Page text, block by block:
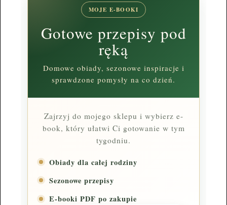
MOJE E-BOOKI
Gotowe przepisy pod
ręką
Domowe obiady, sezonowe inspiracje i
sprawdzone pomysły na co dzień.
Zajrzyj do mojego sklepu i wybierz e-
book, który ułatwi Ci gotowanie w tym
tygodniu.
Obiady dla całej rodziny
Sezonowe przepisy
E-booki PDF po zakupie